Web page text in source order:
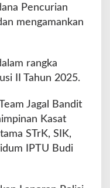
Pencurian
mengamankan
rangka
II Tahun 2025.
Jagal Bandit
Kasat
STrK, SIK,
IPTU Budi